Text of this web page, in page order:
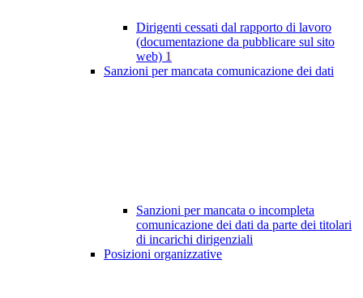
Dirigenti cessati dal rapporto di lavoro
(documentazione da pubblicare sul sito
web) 1
Sanzioni per mancata comunicazione dei dati
Sanzioni per mancata o incompleta
comunicazione dei dati da parte dei titolari
di incarichi dirigenziali
Posizioni organizzative